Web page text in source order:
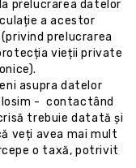
prelucrarea datelor
a acestor
prelucrarea
vieții private
asupra datelor
-contactând
trebuie datată și
veți avea mai mult
o taxă, potrivit